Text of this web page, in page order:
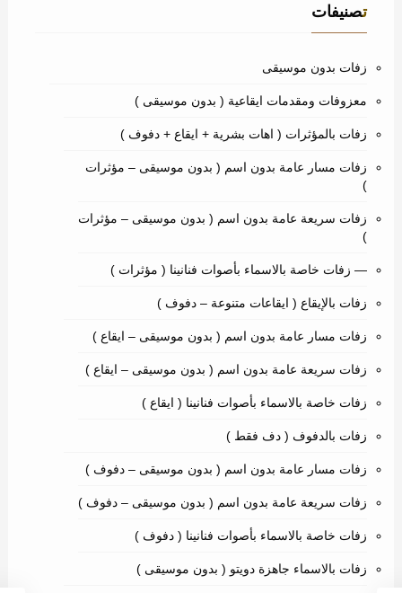
تصنيفات
زفات بدون موسيقى
معزوفات ومقدمات ايقاعية ( بدون موسيقى )
زفات بالمؤثرات ( اهات بشرية + ايقاع + دفوف )
زفات مسار عامة بدون اسم ( بدون موسيقى – مؤثرات
)
زفات سريعة عامة بدون اسم ( بدون موسيقى – مؤثرات
)
— زفات خاصة بالاسماء بأصوات فنانينا ( مؤثرات )
زفات بالإيقاع ( ايقاعات متنوعة – دفوف )
زفات مسار عامة بدون اسم ( بدون موسيقى – ايقاع )
زفات سريعة عامة بدون اسم ( بدون موسيقى – ايقاع )
زفات خاصة بالاسماء بأصوات فنانينا ( ايقاع )
زفات بالدفوف ( دف فقط )
زفات مسار عامة بدون اسم ( بدون موسيقى – دفوف )
زفات سريعة عامة بدون اسم ( بدون موسيقى – دفوف )
زفات خاصة بالاسماء بأصوات فنانينا ( دفوف )
زفات بالاسماء جاهزة دويتو ( بدون موسيقى )